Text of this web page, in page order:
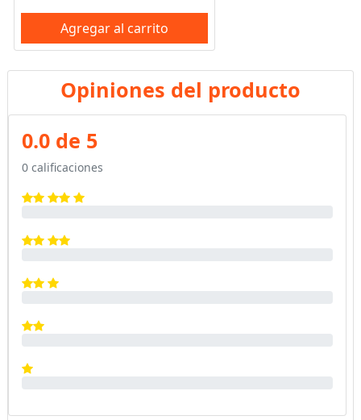
Agregar al carrito
Opiniones del producto
0.0 de 5
0 calificaciones